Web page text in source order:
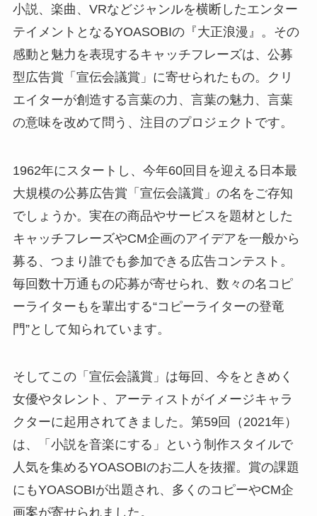
小説、楽曲、VRなどジャンルを横断したエンター
テイメントとなるYOASOBIの『大正浪漫』。その
感動と魅力を表現するキャッチフレーズは、公募
型広告賞「宣伝会議賞」に寄せられたもの。クリ
エイターが創造する言葉の力、言葉の魅力、言葉
の意味を改めて問う、注目のプロジェクトです。
1962年にスタートし、今年60回目を迎える日本最
大規模の公募広告賞「宣伝会議賞」の名をご存知
でしょうか。実在の商品やサービスを題材とした
キャッチフレーズやCM企画のアイデアを一般から
募る、つまり誰でも参加できる広告コンテスト。
毎回数十万通もの応募が寄せられ、数々の名コピ
ーライターもを輩出する“コピーライターの登竜
門”として知られています。
そしてこの「宣伝会議賞」は毎回、今をときめく
女優やタレント、アーティストがイメージキャラ
クターに起用されてきました。第59回（2021年）
は、「小説を音楽にする」という制作スタイルで
人気を集めるYOASOBIのお二人を抜擢。賞の課題
にもYOASOBIが出題され、多くのコピーやCM企
画案が寄せられました。